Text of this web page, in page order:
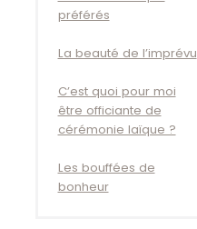
préférés
La beauté de l’imprévu
C’est quoi pour moi
être officiante de
cérémonie laïque ?
Les bouffées de
bonheur